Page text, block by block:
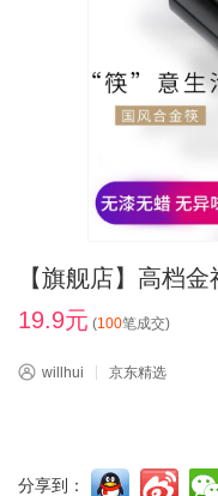
【旗舰店】高档
19.9元 (100笔成交)
willhui 京东精选
分享到：